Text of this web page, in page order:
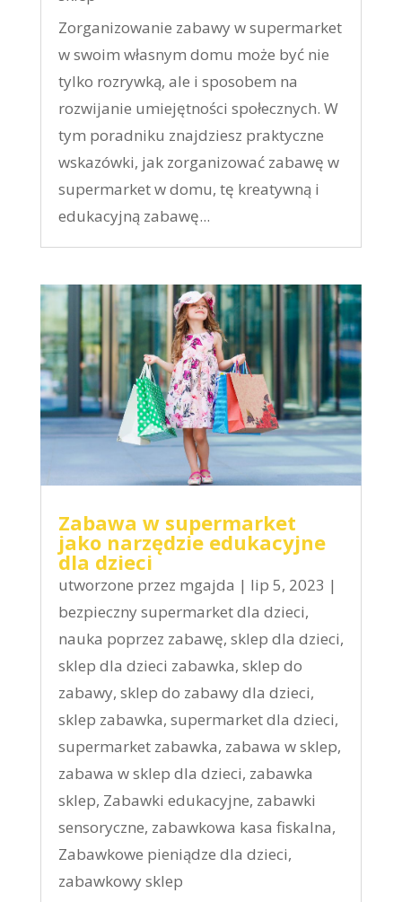
Zorganizowanie zabawy w supermarket
w swoim własnym domu może być nie
tylko rozrywką, ale i sposobem na
rozwijanie umiejętności społecznych. W
tym poradniku znajdziesz praktyczne
wskazówki, jak zorganizować zabawę w
supermarket w domu, tę kreatywną i
edukacyjną zabawę...
Zabawa w supermarket
jako narzędzie edukacyjne
dla dzieci
utworzone przez mgajda | lip 5, 2023 |
bezpieczny supermarket dla dzieci,
nauka poprzez zabawę, sklep dla dzieci,
sklep dla dzieci zabawka, sklep do
zabawy, sklep do zabawy dla dzieci,
sklep zabawka, supermarket dla dzieci,
supermarket zabawka, zabawa w sklep,
zabawa w sklep dla dzieci, zabawka
sklep, Zabawki edukacyjne, zabawki
sensoryczne, zabawkowa kasa fiskalna,
Zabawkowe pieniądze dla dzieci,
zabawkowy sklep